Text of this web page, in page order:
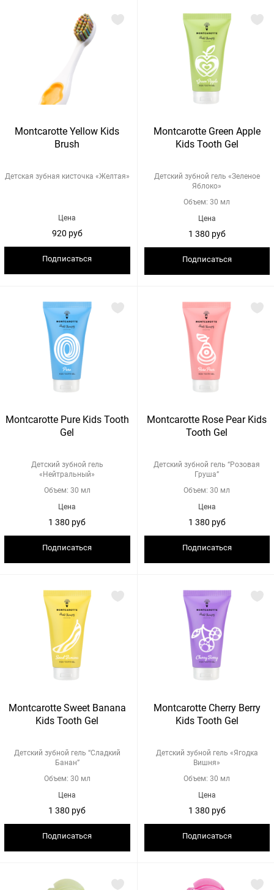
Montcarotte Yellow Kids
Brush
Детская зубная кисточка «Желтая»
Цена
920 руб
Подписаться
Montcarotte Green Apple
Kids Tooth Gel
Детский зубной гель «Зеленое
Яблоко»
Объем: 30 мл
Цена
1 380 руб
Подписаться
Montcarotte Pure Kids Tooth
Gel
Детский зубной гель
«Нейтральный»
Объем: 30 мл
Цена
1 380 руб
Подписаться
Montcarotte Rose Pear Kids
Tooth Gel
Детский зубной гель “Розовая
Груша”
Объем: 30 мл
Цена
1 380 руб
Подписаться
Montcarotte Sweet Banana
Kids Tooth Gel
Детский зубной гель “Сладкий
Банан”
Объем: 30 мл
Цена
1 380 руб
Подписаться
Montcarotte Cherry Berry
Kids Tooth Gel
Детский зубной гель «Ягодка
Вишня»
Объем: 30 мл
Цена
1 380 руб
Подписаться